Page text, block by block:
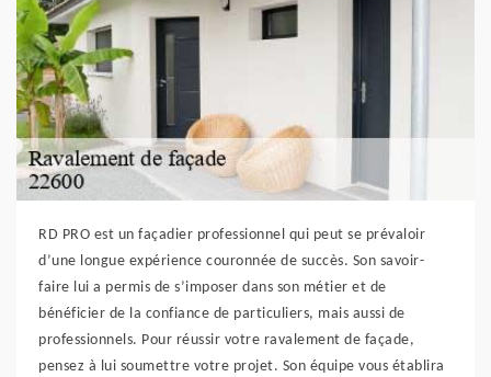
RD PRO est un façadier professionnel qui peut se prévaloir
d’une longue expérience couronnée de succès. Son savoir-
faire lui a permis de s’imposer dans son métier et de
bénéficier de la confiance de particuliers, mais aussi de
professionnels. Pour réussir votre ravalement de façade,
pensez à lui soumettre votre projet. Son équipe vous établira